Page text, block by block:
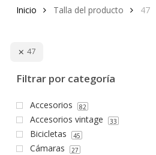
Inicio Talla del producto 47
47
Filtrar por categoría
Accesorios 82
Accesorios vintage 33
Bicicletas 45
Cámaras 27